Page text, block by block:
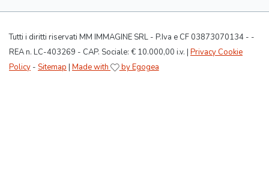
Tutti i diritti riservati MM IMMAGINE SRL - P.Iva e CF 03873070134 - -
REA n. LC-403269 - CAP. Sociale: € 10.000,00 i.v. | Privacy Cookie
Policy - Sitemap | Made with by Egogea